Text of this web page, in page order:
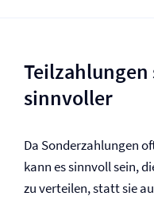
sinnvoller
Da Sonderzahlungen
kann es sinnvoll sein,
zu verteilen, statt sie